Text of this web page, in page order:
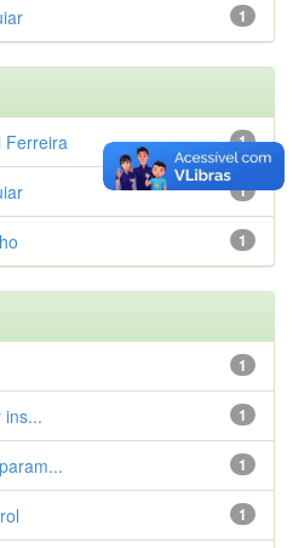
1
1
Ferreira
1
1
1
1
ins...
1
1